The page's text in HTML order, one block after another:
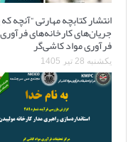
انتشار کتابچه مهارتی
جریان‌های کارخانه‌های
فرآوری مواد کاشی‌گر
یکشنبه 28 تیر 1405